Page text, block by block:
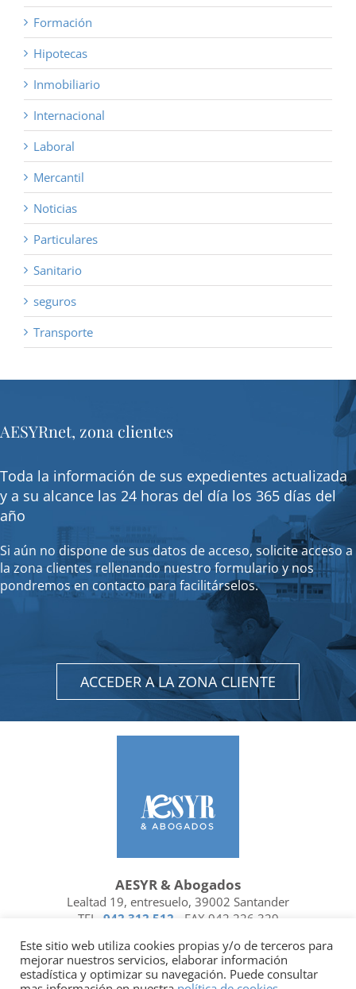
Formación
Hipotecas
Inmobiliario
Internacional
Laboral
Mercantil
Noticias
Particulares
Sanitario
seguros
Transporte
AESYRnet, zona clientes
Toda la información de sus expedientes actualizada
y a su alcance las 24 horas del día los 365 días del
año
Si aún no dispone de sus datos de acceso, solicite acceso a
la zona clientes rellenando nuestro formulario y nos
pondremos en contacto para facilitárselos.
ACCEDER A LA ZONA CLIENTE
AESYR & Abogados
Lealtad 19, entresuelo, 39002 Santander
TEL. 942 312 512 - FAX 942 226 329
FacebookLinkedin
Este sitio web utiliza cookies propias y/o de terceros para
mejorar nuestros servicios, elaborar información
estadística y optimizar su navegación. Puede consultar